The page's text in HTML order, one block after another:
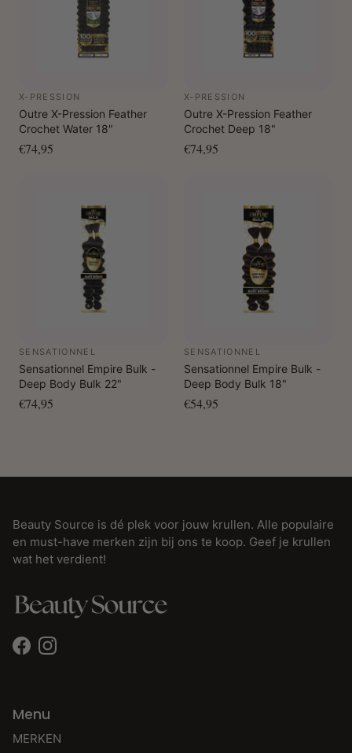
X-PRESSION
Outre X-Pression Feather
Crochet Water 18"
€74,95
X-PRESSION
Outre X-Pression Feather
Crochet Deep 18"
€74,95
SENSATIONNEL
Sensationnel Empire Bulk -
Deep Body Bulk 22"
€74,95
SENSATIONNEL
Sensationnel Empire Bulk -
Deep Body Bulk 18"
€54,95
Beauty Source is dé plek voor jouw krullen. Alle populaire
en must-have merken zijn bij ons te koop. Geef je krullen
wat het verdient!
FacebookInstagram
Menu
MERKEN